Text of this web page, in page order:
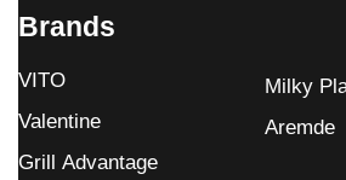
Brands
VITO
Valentine
Grill Advantage
Milky
Aremde